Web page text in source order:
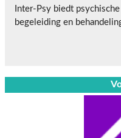
Inter-Psy biedt
begeleiding en